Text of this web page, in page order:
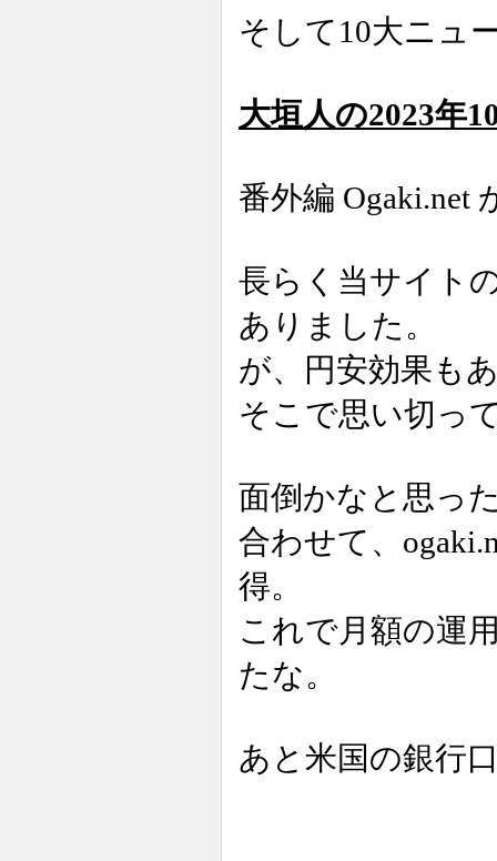
そして10大ニュ
大垣人の2023年
番外編 Ogaki.net
長らく当サイト
ありました。
が、円安効果も
そこで思い切っ
面倒かなと思っ
合わせて、
得。
これで月額の運
たな。
あと米国の銀行